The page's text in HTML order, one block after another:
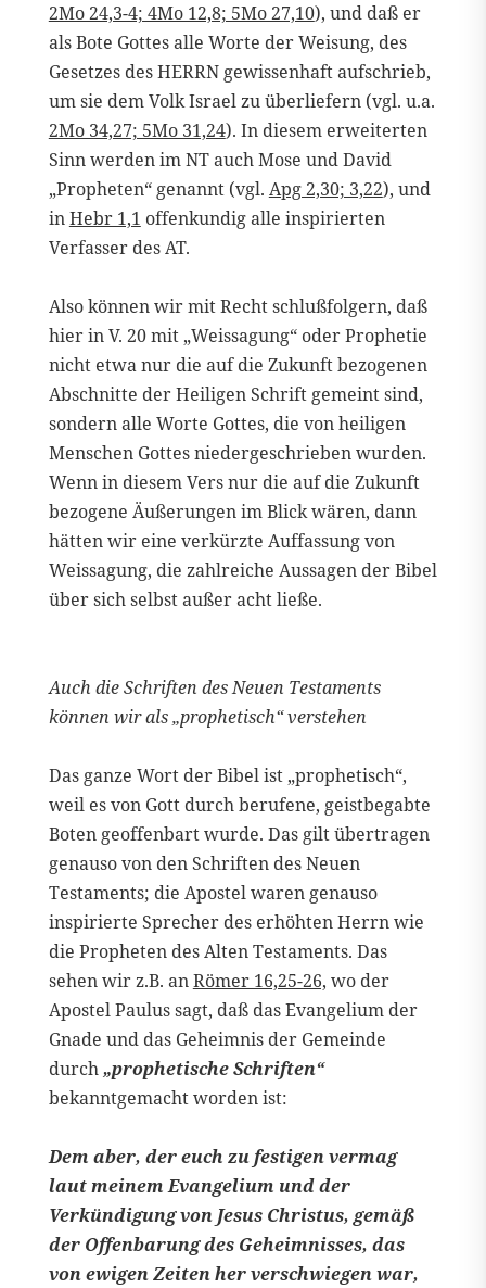
2Mo 24,3-4; 4Mo 12,8; 5Mo 27,10), und daß er
als Bote Gottes alle Worte der Weisung, des
Gesetzes des HERRN gewissenhaft aufschrieb,
um sie dem Volk Israel zu überliefern (vgl. u.a.
2Mo 34,27; 5Mo 31,24). In diesem erweiterten
Sinn werden im NT auch Mose und David
„Propheten“ genannt (vgl. Apg 2,30; 3,22), und
inHebr 1,1 offenkundig alle inspirierten
Verfasser des AT.
Also können wir mit Recht schlußfolgern, daß
hier in V. 20 mit „Weissagung“ oder Prophetie
nicht etwa nur die auf die Zukunft bezogenen
Abschnitte der Heiligen Schrift gemeint sind,
sondern alle Worte Gottes, die von heiligen
Menschen Gottes niedergeschrieben wurden.
Wenn in diesem Vers nur die auf die Zukunft
bezogene Äußerungen im Blick wären, dann
hätten wir eine verkürzte Auffassung von
Weissagung, die zahlreiche Aussagen der Bibel
über sich selbst außer acht ließe.
Auch die Schriften des Neuen Testaments
können wir als „prophetisch“ verstehen
Das ganze Wort der Bibel ist „prophetisch“,
weil es von Gott durch berufene, geistbegabte
Boten geoffenbart wurde. Das gilt übertragen
genauso von den Schriften des Neuen
Testaments; die Apostel waren genauso
inspirierte Sprecher des erhöhten Herrn wie
die Propheten des Alten Testaments. Das
sehen wir z.B. anRömer 16,25-26, wo der
Apostel Paulus sagt, daß das Evangelium der
Gnade und das Geheimnis der Gemeinde
durch„prophetische Schriften“
bekanntgemacht worden ist:
Dem aber, der euch zu festigen vermag
laut meinem Evangelium und der
Verkündigung von Jesus Christus, gemäß
der Offenbarung des Geheimnisses, das
von ewigen Zeiten her verschwiegen war,